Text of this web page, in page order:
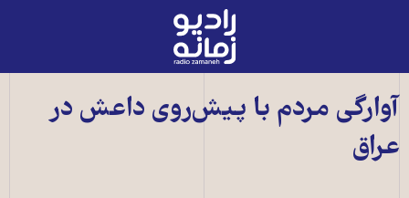
رادیو
زمانه
صفحه
آوارگی مردم با پیش‌روی داعش در
عراق